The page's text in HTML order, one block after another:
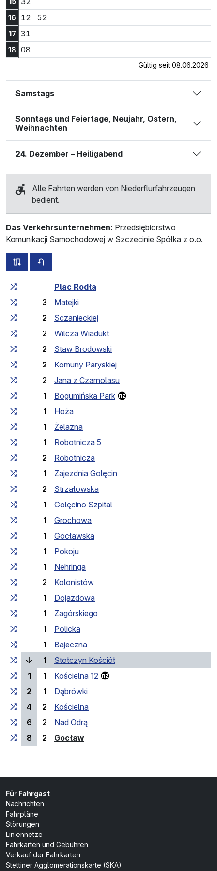
16 12 16:12 Uhr
52
17 31
18 08
Gültig seit 08.06.2026
Samstags
Sonntags und Feiertage, Neujahr, Ostern,
Weihnachten
24. Dezember – Heiligabend
Alle Fahrten werden von Niederflurfahrzeugen
bedient.
Das Verkehrsunternehmen: Przedsiębiorstwo
Komunikacji Samochodowej w Szczecinie Spółka z o.o.
alle Strecken dieser Linie
Fahrtzeit zunehmend
Plac Rodła
3
Matejki
2
Sczanieckiej
2
Wilcza Wiadukt
2
Staw Brodowski
2
Komuny Paryskiej
2
Jana z Czarnolasu
1
Bogumińska Park
1
Hoża
1
Żelazna
1
Robotnicza 5
2
Robotnicza
1
Zajezdnia Golęcin
2
Strzałowska
1
Golęcino Szpital
1
Grochowa
1
Gocławska
1
Pokoju
1
Nehringa
2
Kolonistów
1
Dojazdowa
1
Zagórskiego
1
Policka
1
Bajeczna
1
Stołczyn Kościół(laufende Haltestelle)
1
1
Kościelna 12
2
1
Dąbrówki
4
2
Kościelna
6
2
Nad Odrą
8
2 Gocław(Endhaltestelle)
Für Fahrgast
Nachrichten
Fahrpläne
Störungen
Liniennetze
Fahrkarten und Gebühren
Verkauf der Fahrkarten
Stettiner Agglomerationskarte (SKA)